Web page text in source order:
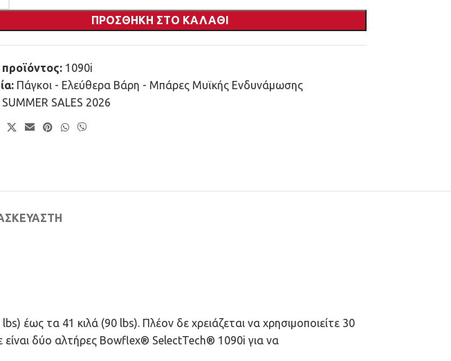
ΠΡΟΣΘΉΚΗ ΣΤΟ ΚΑΛΆΘΙ
1090i
Πάγκοι - Ελεύθερα Βάρη - Μπάρες Μυϊκής Ενδυνάμωσης
SUMMER SALES 2026
έως τα 41 κιλά (90 lbs). Πλέον δε χρειάζεται να χρησιμοποιείτε 30
δύο αλτήρες Bowflex® SelectTech® 1090i για να